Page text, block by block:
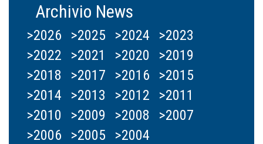
Archivio News
>2026 >2025 >2024
>2023
>2022
>2021 >2020
>2019
>2018
>2017 >2016
>2015
>2014
>2013 >2012
>2011
>2010
>2009 >2008
>2007
>2006
>2005 >2004